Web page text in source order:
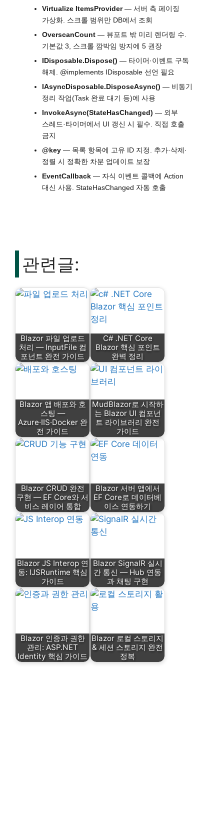
Virtualize ItemsProvider— 서버 측 페이징
가상화. 스크롤 범위만 DB에서 조회
OverscanCount — 뷰포트 밖 미리 렌더링 수.
기본값 3, 스크롤 깜박임 방지에 5 권장
IDisposable.Dispose() — 타이머·이벤트 구독
해제. @implements IDisposable 선언 필요
IAsyncDisposable.DisposeAsync() — 비동기
정리 작업(Task 완료 대기 등)에 사용
InvokeAsync(StateHasChanged) — 외부
스레드·타이머에서 UI 갱신 시 필수. 직접 호출
금지
@key — 목록 항목에 고유 ID 지정. 추가·삭제·
정렬 시 정확한 차분 업데이트 보장
EventCallback — 자식 이벤트 콜백에 Action
대신 사용. StateHasChanged 자동 호출
관련글:
Blazor 파일 업로드
처리 — InputFile 컴
포넌트 완전 가이드
C# .NET Core
Blazor 핵심 포인트
완벽 정리
Blazor 앱 배포와 호
스팅 —
Azure·IIS·Docker 완
전 가이드
MudBlazor로 시작하
는 Blazor UI 컴포넌
트 라이브러리 완전
가이드
Blazor CRUD 완전
구현 — EF Core와 서
비스 레이어 통합
Blazor 서버 앱에서
EF Core로 데이터베
이스 연동하기
Blazor JS Interop 연
동: IJSRuntime 핵심
가이드
Blazor SignalR 실시
간 통신 — Hub 연동
과 채팅 구현
Blazor 인증과 권한
관리: ASP.NET
Identity 핵심 가이드
Blazor 로컬 스토리지
& 세션 스토리지 완전
정복